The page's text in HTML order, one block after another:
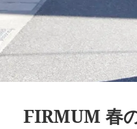
FIRMUM 春